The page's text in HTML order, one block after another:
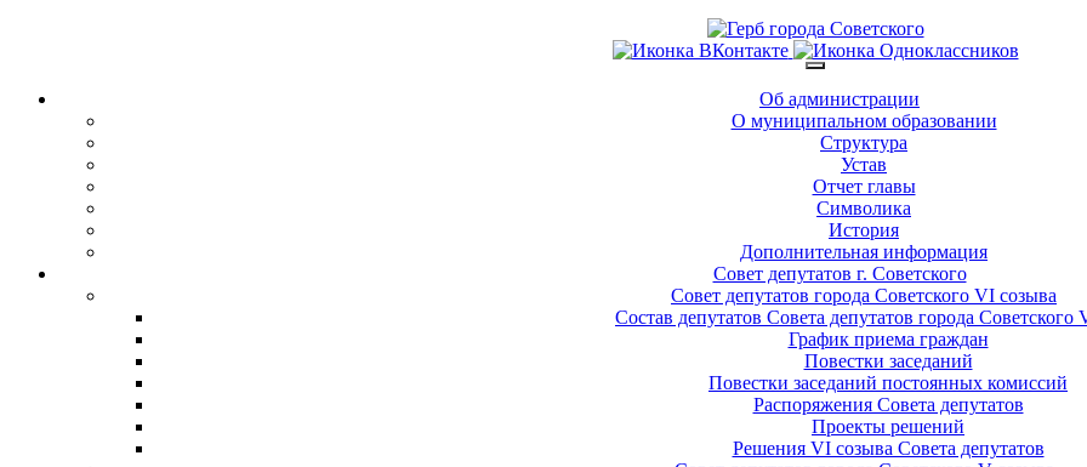
Об администрации
О муниципальном образовании
Структура
Устав
Отчет главы
Символика
История
Дополнительная информация
Совет депутатов г. Советского
Совет депутатов города Советского VI созыва
Состав депутатов Совета депутатов города Советского
График приема граждан
Повестки заседаний
Повестки заседаний постоянных комиссий
Распоряжения Совета депутатов
Проекты решений
Решения VI созыва Совета депутатов